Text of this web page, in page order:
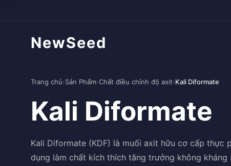
NewSeed
Trang chủ›Sản Phẩm›Chất điều chỉnh độ axit›Kali Diformate
Kali Diformate
Kali Diformate (KDF) là muối axit hữu cơ cấp
dụng làm chất kích thích tăng trưởng không